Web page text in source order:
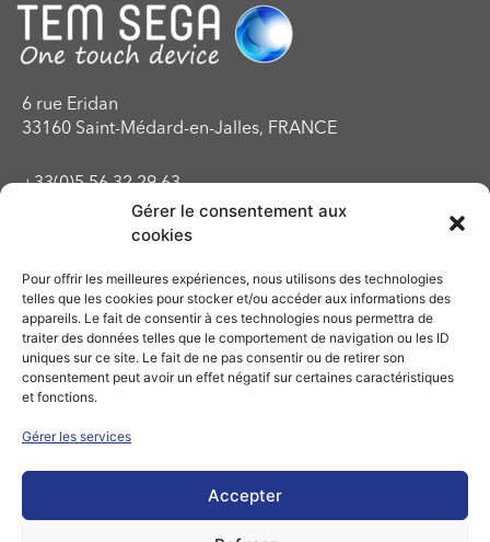
Gérer le consentement aux
cookies
Pour offrir les meilleures expériences, nous utilisons des technologies
telles que les cookies pour stocker et/ou accéder aux informations des
appareils. Le fait de consentir à ces technologies nous permettra de
traiter des données telles que le comportement de navigation ou les ID
uniques sur ce site. Le fait de ne pas consentir ou de retirer son
consentement peut avoir un effet négatif sur certaines caractéristiques
et fonctions.
Gérer les services
Accepter
6 rue Eridan
33160 Saint-Médard-en-Jalles, FRANCE
+33(0)5 56 32 29 63
+33(0)5 56 32 29 43
de 9h00 à 18h00
info@temsega.fr
Mentions légales
Conditions générales d’utilisation
Les news
Sharpen Picture
Intégration :Comm’ Julie